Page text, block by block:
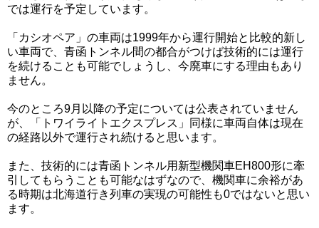
では運行を予定しています。
「カシオペア」の車両は1999年から運行開始と比較的新し
い車両で、青函トンネル間の都合がつけば技術的には運行
を続けることも可能でしょうし、今廃車にする理由もあり
ません。
今のところ9月以降の予定については公表されていません
が、「トワイライトエクスプレス」同様に車両自体は現在
の経路以外で運行され続けると思います。
また、技術的には青函トンネル用新型機関車EH800形に牽
引してもらうことも可能なはずなので、機関車に余裕があ
る時期は北海道行き列車の実現の可能性も0ではないと思い
ます。